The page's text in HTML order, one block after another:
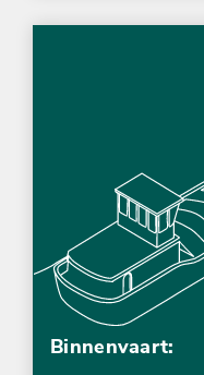
Binnenvaart: